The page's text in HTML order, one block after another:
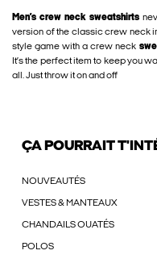
Men’s crew neck sweatshirts
version of the classic crew neck
style game with a crew neck
It’s the perfect item to keep you
all. Just throw it on and off
ÇA POURRAIT
NOUVEAUTÉS
VESTES & MANTEAUX
CHANDAILS OUATÉS
POLOS